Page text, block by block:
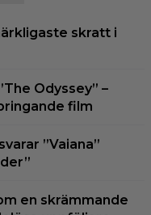
skratt i
Odyssey” –
film
”Vaiana”
en skrämmande